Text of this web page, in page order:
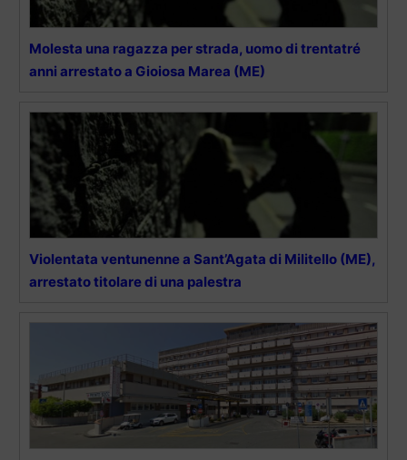
Molesta una ragazza per strada, uomo di trentatré
anni arrestato a Gioiosa Marea (ME)
Violentata ventunenne a Sant’Agata di Militello (ME),
arrestato titolare di una palestra